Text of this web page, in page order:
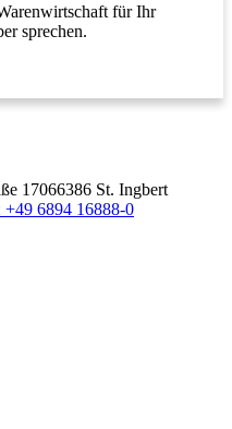
für Ihr
sprechen.
17066386 St. Ingbert
+49 6894 16888-0